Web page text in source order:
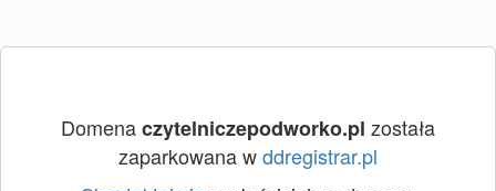
Domenaczytelniczepodworko.pl została
zaparkowana wddregistrar.pl